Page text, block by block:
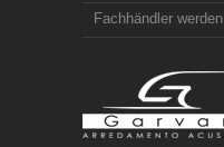
Fachhändler werden